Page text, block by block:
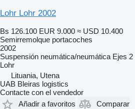
Lohr Lohr 2002
Bs 126.100 EUR 9.000 ≈ USD 10.400
Semirremolque portacoches
2002
Suspensión neumática/neumática Ejes 2
Lohr
Lituania, Utena
UAB Bleiras logistics
Contacte con el vendedor
Añadir a favoritos
Comparar